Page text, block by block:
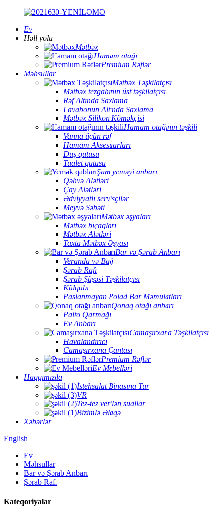
Ev
Həll yolu
Mətbəx
Hamam otağı
Premium Rəflər
Məhsullar
Mətbəx Təşkilatçısı
Mətbəx tezgahının üst təşkilatçısı
Rəf Altında Saxlama
Lavabonun Altında Saxlama
Mətbəx Silikon Köməkçisi
Hamam otağının təşkili
Vanna üçün rəf
Hamam Aksesuarları
Duş qutusu
Tualet qutusu
Şam yeməyi anbarı
Qəhvə Alətləri
Çay Alətləri
Ədviyyatlı servisçilər
Meyvə Səbəti
Mətbəx əşyaları
Mətbəx bıçaqları
Mətbəx Alətləri
Taxta Mətbəx Əşyası
Bar və Şərab Anbarı
Veranda və Bağ
Şərab Rafı
Şərab Şüşəsi Təşkilatçısı
Külqabı
Paslanmayan Polad Bar Məmulatları
Qonaq otağı anbarı
Palto Qarmağı
Ev Anbarı
Camaşırxana Təşkilatçısı
Havalandırıcı
Camaşırxana Çantası
Premium Rəflər
Ev Mebelləri
Haqqımızda
İstehsalat Binasına Tur
VR
Tez-tez verilən suallar
Bizimlə Əlaqə
Xəbərlər
English
Ev
Məhsullar
Bar və Şərab Anbarı
Şərab Rafı
Kateqoriyalar